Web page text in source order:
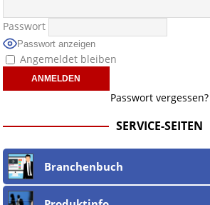
Passwort
Passwort anzeigen
Angemeldet bleiben
Passwort vergessen?
SERVICE-SEITEN
Branchenbuch